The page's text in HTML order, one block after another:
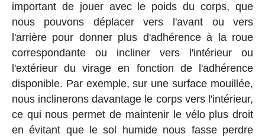
important de jouer avec le poids du corps, que
nous pouvons déplacer vers l'avant ou vers
l'arrière pour donner plus d'adhérence à la roue
correspondante ou incliner vers l'intérieur ou
l'extérieur du virage en fonction de l'adhérence
disponible. Par exemple, sur une surface mouillée,
nous inclinerons davantage le corps vers l'intérieur,
ce qui nous permet de maintenir le vélo plus droit
en évitant que le sol humide nous fasse perdre